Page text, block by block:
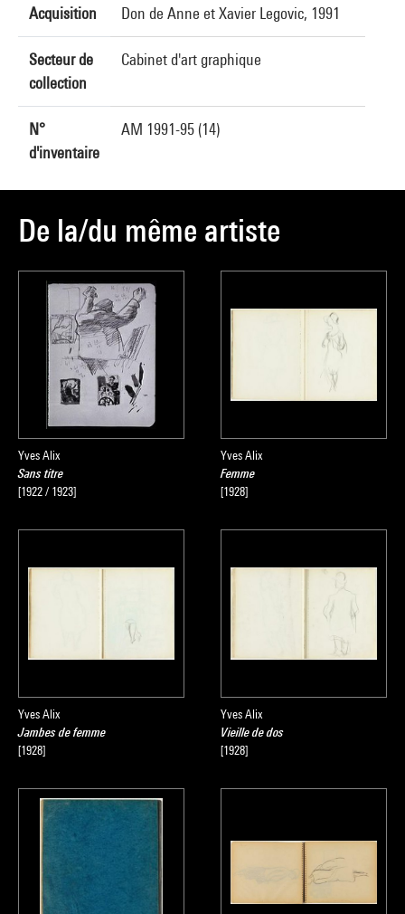
Acquisition Don de Anne et Xavier Legovic, 1991
Secteur de
collection
Cabinet d'art graphique
N°
d'inventaire
AM 1991-95 (14)
De la/du même artiste
Yves Alix
Sans titre
[1922 / 1923]
Yves Alix
Femme
[1928]
Yves Alix
Jambes de femme
[1928]
Yves Alix
Vieille de dos
[1928]